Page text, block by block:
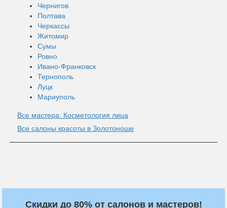
Чернигов
Полтава
Черкассы
Житомир
Сумы
Ровно
Ивано-Франковск
Тернополь
Луцк
Мариуполь
Все мастера: Косметология лица
Все салоны красоты в Золотоноше
Скидки до 80% от салонов и мастеров!